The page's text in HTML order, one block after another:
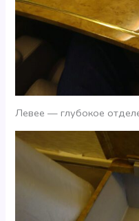
Левее — глубокое